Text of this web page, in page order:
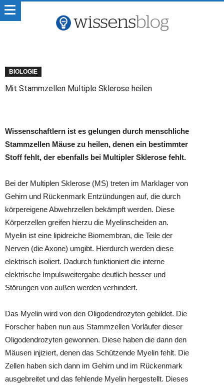
BIOLOGIE
Mit Stammzellen Multiple Sklerose heilen
Wissenschaftlern ist es gelungen durch menschliche
Stammzellen Mäuse zu heilen, denen ein bestimmter
Stoff fehlt, der ebenfalls bei Multipler Sklerose fehlt.
Bei der Multiplen Sklerose (MS) treten im Marklager von
Gehirn und Rückenmark Entzündungen auf, die durch
körpereigene Abwehrzellen bekämpft werden. Diese
Körperzellen greifen hierzu die Myelinscheiden an.
Myelin ist eine lipidreiche Biomembran, die Teile der
Nerven (die Axone) umgibt. Hierdurch werden diese
elektrisch isoliert. Dadurch funktioniert die interne
elektrische Impulsweitergabe deutlich besser und
Störungen von außen werden verhindert.
Das Myelin wird von den Oligodendrozyten gebildet. Die
Forscher haben nun aus Stammzellen Vorläufer dieser
Oligodendrozyten gewonnen. Diese haben die dann den
Mäusen injiziert, denen das Schützende Myelin fehlt. Die
Zellen haben sich dann im Gehirn und im Rückenmark
ausgebreitet und das fehlende Myelin hergestellt. Dieses